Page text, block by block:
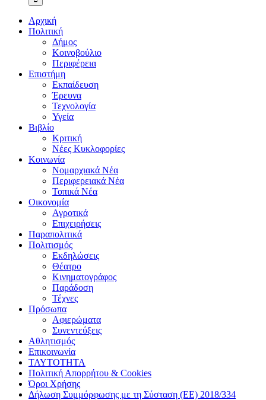
Αρχική
Πολιτική
Δήμος
Κοινοβούλιο
Περιφέρεια
Επιστήμη
Εκπαίδευση
Έρευνα
Τεχνολογία
Υγεία
Βιβλίο
Κριτική
Νέες Κυκλοφορίες
Κοινωνία
Νομαρχιακά Νέα
Περιφερειακά Νέα
Τοπικά Νέα
Οικονομία
Αγροτικά
Επιχειρήσεις
Παραπολιτικά
Πολιτισμός
Εκδηλώσεις
Θέατρο
Κινηματογράφος
Παράδοση
Τέχνες
Πρόσωπα
Αφιερώματα
Συνεντεύξεις
Αθλητισμός
Επικοινωνία
ΤΑΥΤΟΤΗΤΑ
Πολιτική Απορρήτου & Cookies
Όροι Χρήσης
Δήλωση Συμμόρφωσης με τη Σύσταση (ΕΕ) 2018/334